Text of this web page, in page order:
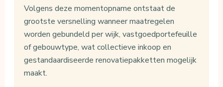
Volgens deze momentopname ontstaat de
grootste versnelling wanneer maatregelen
worden gebundeld per wijk, vastgoedportefeuille
of gebouwtype, wat collectieve inkoop en
gestandaardiseerde renovatiepakketten mogelijk
maakt.